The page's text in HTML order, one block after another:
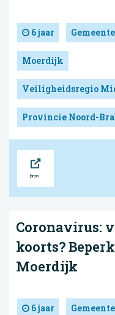
6 jaar Gemeente
Moerdijk
Veiligheidsregio
Provincie Noord-
Coronavirus:
koorts?
Moerdijk
6 jaar Gemeente